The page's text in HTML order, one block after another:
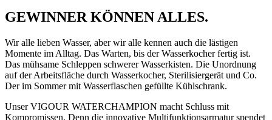
GEWINNER KÖNNEN ALLES.
Wir alle lieben Wasser, aber wir alle kennen auch die lästigen
Momente im Alltag. Das Warten, bis der Wasserkocher fertig ist.
Das mühsame Schleppen schwerer Wasserkisten. Die Unordnung
auf der Arbeitsfläche durch Wasserkocher, Sterilisiergerät und Co.
Der im Sommer mit Wasserflaschen gefüllte Kühlschrank.
Unser VIGOUR WATERCHAMPION macht Schluss mit
Kompromissen. Denn die innovative Multifunktionsarmatur spendet